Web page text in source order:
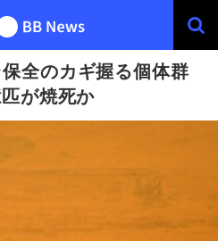
全のカギ握る個体群
が焼死か